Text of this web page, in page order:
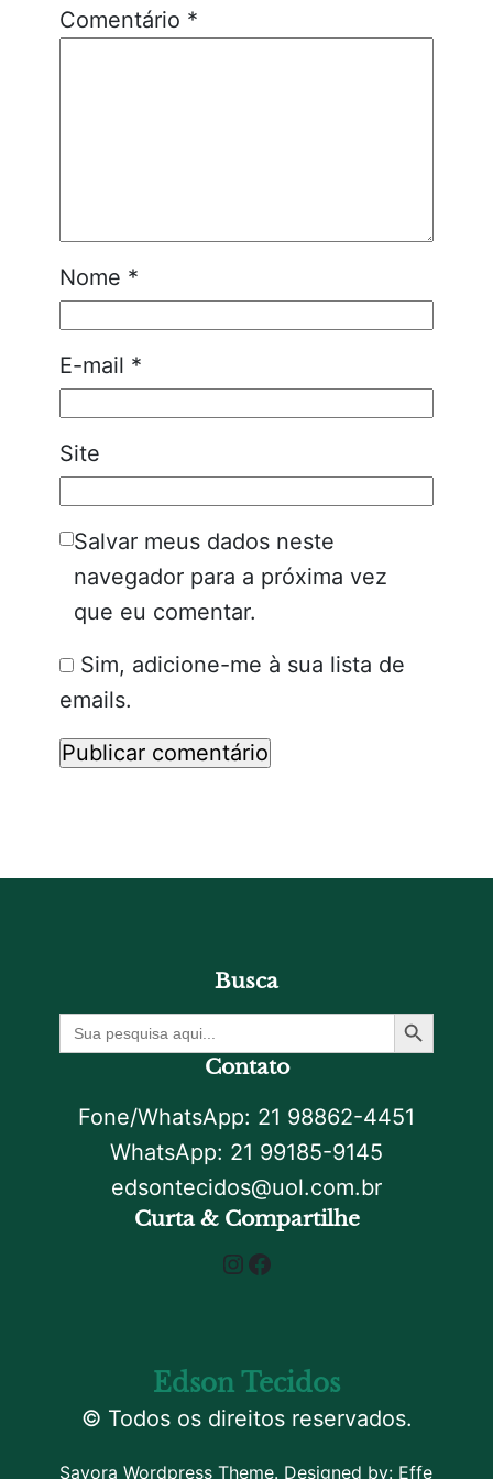
Comentário *
Nome *
E-mail *
Site
Salvar meus dados neste
navegador para a próxima vez
que eu comentar.
Sim, adicione-me à sua lista de
emails.
Busca
Procurar
por:
Botão De Pesquisa
Contato
Fone/WhatsApp: 21 98862-4451
WhatsApp: 21 99185-9145
edsontecidos@uol.com.br
Curta & Compartilhe
Instagram Facebook
Edson Tecidos
© Todos os direitos reservados.
Savora Wordpress Theme. Designed by: Effe